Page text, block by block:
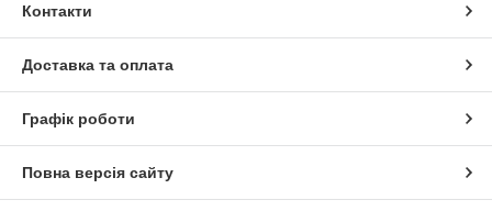
Контакти
Доставка та оплата
Графік роботи
Повна версія сайту